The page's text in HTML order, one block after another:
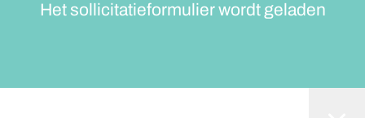
Het sollicitatieformulier wordt geladen